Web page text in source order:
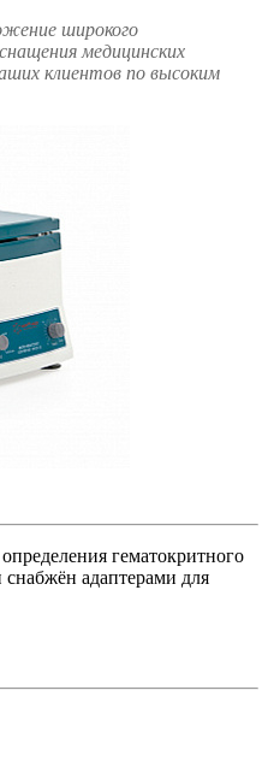
широкого
медицинских
клиентов по высоким
гематокритного
адаптерами для